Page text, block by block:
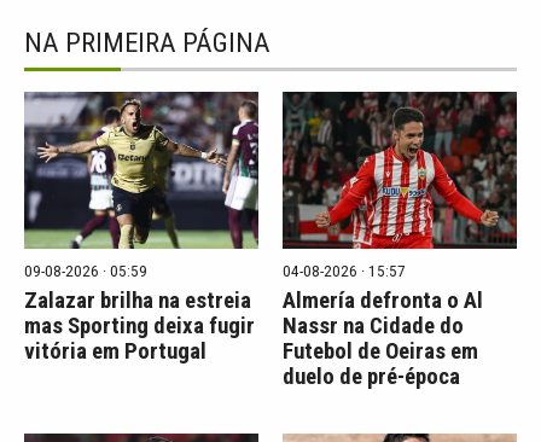
NA PRIMEIRA PÁGINA
09-08-2026 · 05:59
Zalazar brilha na estreia
mas Sporting deixa fugir
vitória em Portugal
04-08-2026 · 15:57
Almería defronta o Al
Nassr na Cidade do
Futebol de Oeiras em
duelo de pré-época